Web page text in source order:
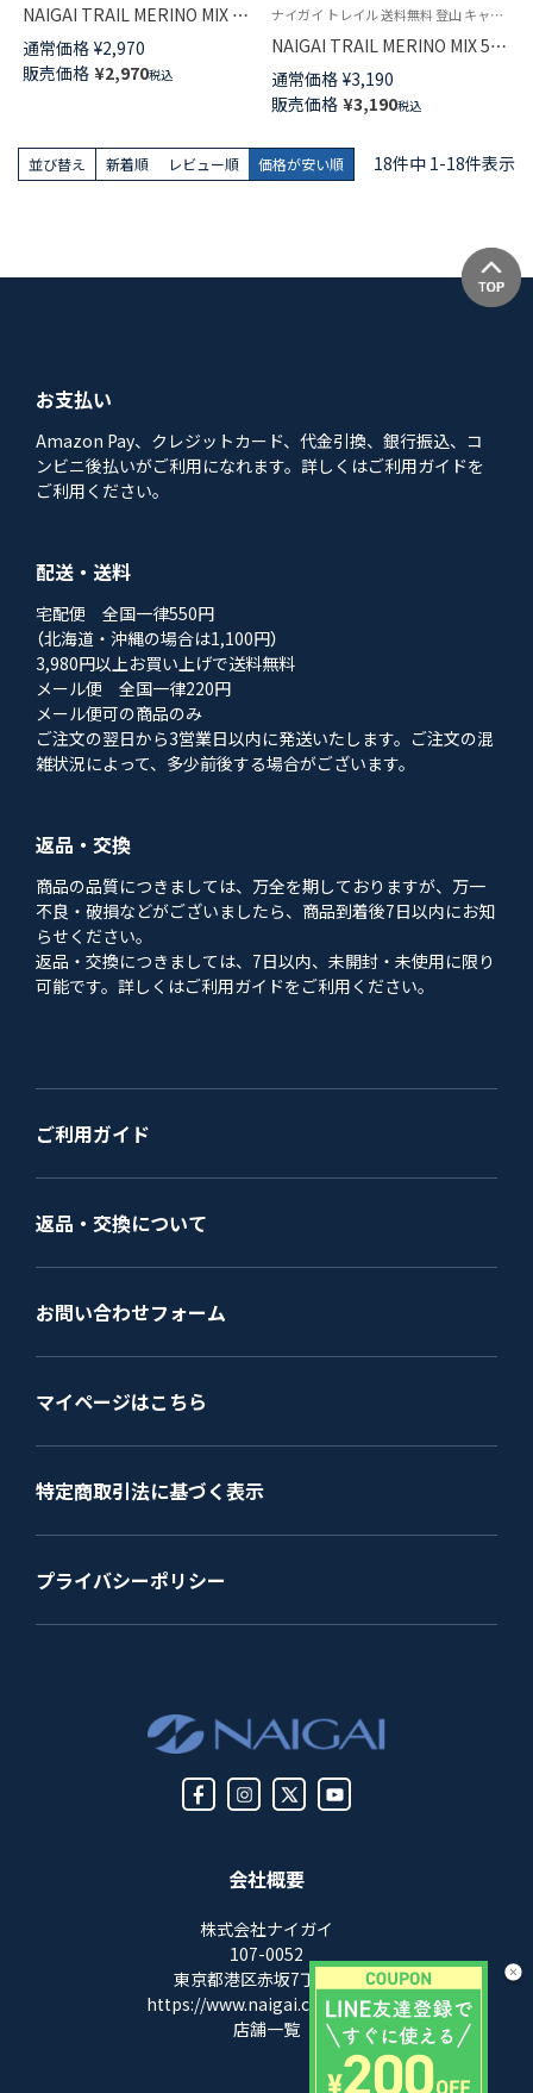
NAIGAI TRAIL MERINO MIX ×
TIE DYE 登山系インフルエンサ
ー百花さんコラボソックス 足底
パイル メリノウール混 リブ タ
通常価格 ¥2,970
販売価格 ¥2,970税込
ナイガイ トレイル 送料無料 登山 キャンプ アウトドア グッズ レギンス
NAIGAI TRAIL MERINO MIX 56
LEGGINGS 10分丈レギンス メ
リノウール混 10分丈 レギンス
薄手 日本製 ユニセックス メン
発送】 90370807
通常価格 ¥3,190
販売価格 ¥3,190税込
並び替え 新着順 レビュー順 価格が安い順 18件中 1-18件表示
会社概要
株式会社ナイガイ
107-0052
東京都港区赤坂7丁目8-5
https://www.naigai.co.jp/corp/
店舗一覧
お支払い
Amazon Pay、クレジットカード、代金引換、銀行振込、コ
ンビニ後払いがご利用になれます。詳しくはご利用ガイドを
ご利用ください。
配送・送料
宅配便 全国一律550円
（北海道・沖縄の場合は1,100円）
3,980円以上お買い上げで送料無料
メール便 全国一律220円
メール便可の商品のみ
ご注文の翌日から3営業日以内に発送いたします。ご注文の混
雑状況によって、多少前後する場合がございます。
返品・交換
商品の品質につきましては、万全を期しておりますが、万一
不良・破損などがございましたら、商品到着後7日以内にお知
らせください。
返品・交換につきましては、7日以内、未開封・未使用に限り
可能です。詳しくはご利用ガイドをご利用ください。
ご利用ガイド
返品・交換について
お問い合わせフォーム
マイページはこちら
特定商取引法に基づく表示
プライバシーポリシー